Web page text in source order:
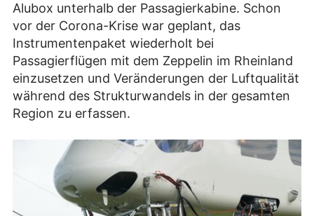
Alubox unterhalb der Passagierkabine. Schon
vor der Corona-Krise war geplant, das
Instrumentenpaket wiederholt bei
Passagierflügen mit dem Zeppelin im Rheinland
einzusetzen und Veränderungen der Luftqualität
während des Strukturwandels in der gesamten
Region zu erfassen.